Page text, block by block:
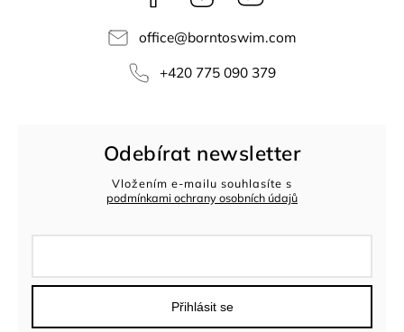
office@borntoswim.com
+420 775 090 379
Odebírat newsletter
Vložením e-mailu souhlasíte s
podmínkami ochrany osobních údajů
Přihlásit se